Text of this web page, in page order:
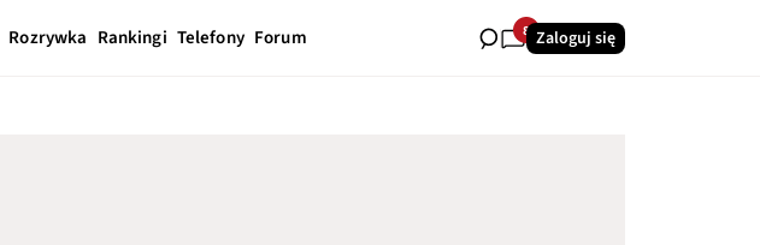
Rozrywka Rankingi Telefony Forum 8 Zaloguj się